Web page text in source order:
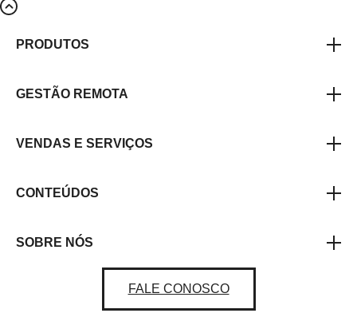
PRODUTOS
GESTÃO REMOTA
VENDAS E SERVIÇOS
CONTEÚDOS
SOBRE NÓS
FALE CONOSCO